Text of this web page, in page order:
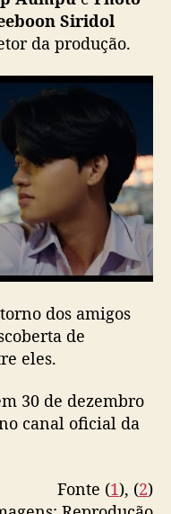
t
e
s
Siridol
da produção.
dos amigos
de
eles.
30 de dezembro
canal oficial da
Fonte (1), (2)